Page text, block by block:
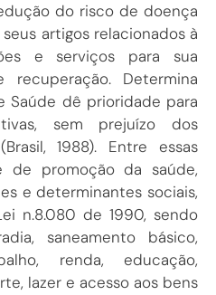
do risco de doença
artigos relacionados à
e serviços para sua
Determina
Saúde dê prioridade para
sem prejuízo dos
1988). Entre essas
de promoção da saúde,
e determinantes sociais,
n.8.080 de 1990, sendo
saneamento básico,
renda, educação,
lazer e acesso aos bens